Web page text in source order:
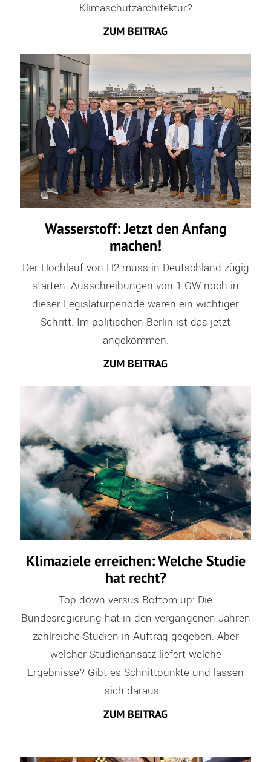
Klimaschutzarchitektur?
ZUM BEITRAG
Wasserstoff: Jetzt den Anfang
machen!
Der Hochlauf von H2 muss in Deutschland zügig
starten. Ausschreibungen von 1 GW noch in
dieser Legislaturperiode wären ein wichtiger
Schritt. Im politischen Berlin ist das jetzt
angekommen.
ZUM BEITRAG
Klimaziele erreichen: Welche Studie
hat recht?
Top-down versus Bottom-up: Die
Bundesregierung hat in den vergangenen Jahren
zahlreiche Studien in Auftrag gegeben. Aber
welcher Studienansatz liefert welche
Ergebnisse? Gibt es Schnittpunkte und lassen
sich daraus...
ZUM BEITRAG